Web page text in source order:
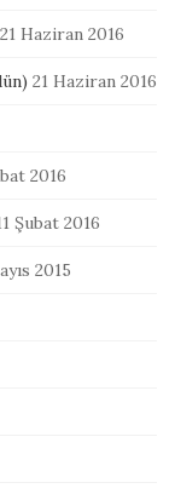
21 Haziran 2016
21 Haziran 2016
2016
Şubat 2016
2015